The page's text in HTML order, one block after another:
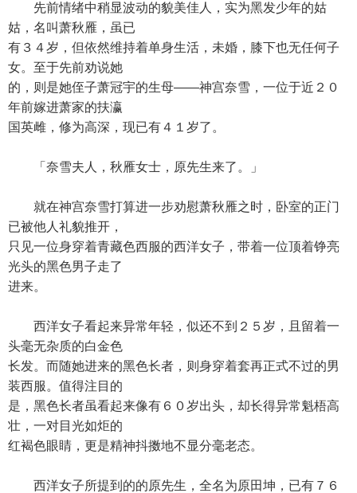
先前情绪中稍显波动的貌美佳人，实为黑发少年的姑
姑，名叫萧秋雁，虽已
有３４岁，但依然维持着单身生活，未婚，膝下也无任何子
女。至于先前劝说她
的，则是她侄子萧冠宇的生母——神宫奈雪，一位于近２０
年前嫁进萧家的扶瀛
国英雌，修为高深，现已有４１岁了。
「奈雪夫人，秋雁女士，原先生来了。」
就在神宫奈雪打算进一步劝慰萧秋雁之时，卧室的正门
已被他人礼貌推开，
只见一位身穿着青藏色西服的西洋女子，带着一位顶着铮亮
光头的黑色男子走了
进来。
西洋女子看起来异常年轻，似还不到２５岁，且留着一
头毫无杂质的白金色
长发。而随她进来的黑色长者，则身穿着套再正式不过的男
装西服。值得注目的
是，黑色长者虽看起来像有６０岁出头，却长得异常魁梧高
壮，一对目光如炬的
红褐色眼睛，更是精神抖擞地不显分毫老态。
西洋女子所提到的的原先生，全名为原田坤，已有７６